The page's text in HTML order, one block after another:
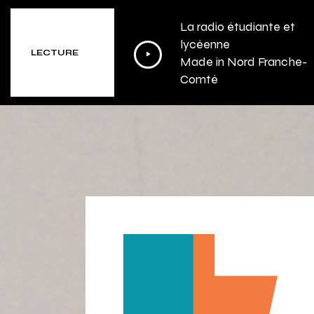
LECTURE
La radio étudiante et
lycéenne
Made in Nord Franche-
Comté
Lecteur
audio